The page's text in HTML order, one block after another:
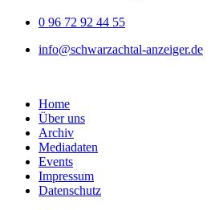
0 96 72 92 44 55
info@schwarzachtal-anzeiger.de
Home
Über uns
Archiv
Mediadaten
Events
Impressum
Datenschutz